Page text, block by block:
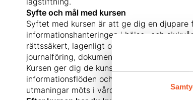
Syfte och mål med kursen
Syftet med kursen är att ge dig en
informationshanteringen i hälso- och
rättssäkert, lagenligt och professionellt sätt
journalföring, dokumentation eller
Kursen ger dig de kunskaper du behöver
informationsflöden och för att agera korrekt
utmaningar möts i vårdens vardag.